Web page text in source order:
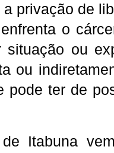
privação de
o
situação ou
ou
pode ter de
Itabuna